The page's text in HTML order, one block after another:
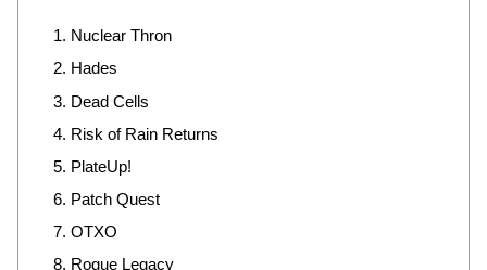
Nuclear Thron
Hades
Dead Cells
Risk of Rain Returns
PlateUp!
Patch Quest
OTXO
Rogue Legacy